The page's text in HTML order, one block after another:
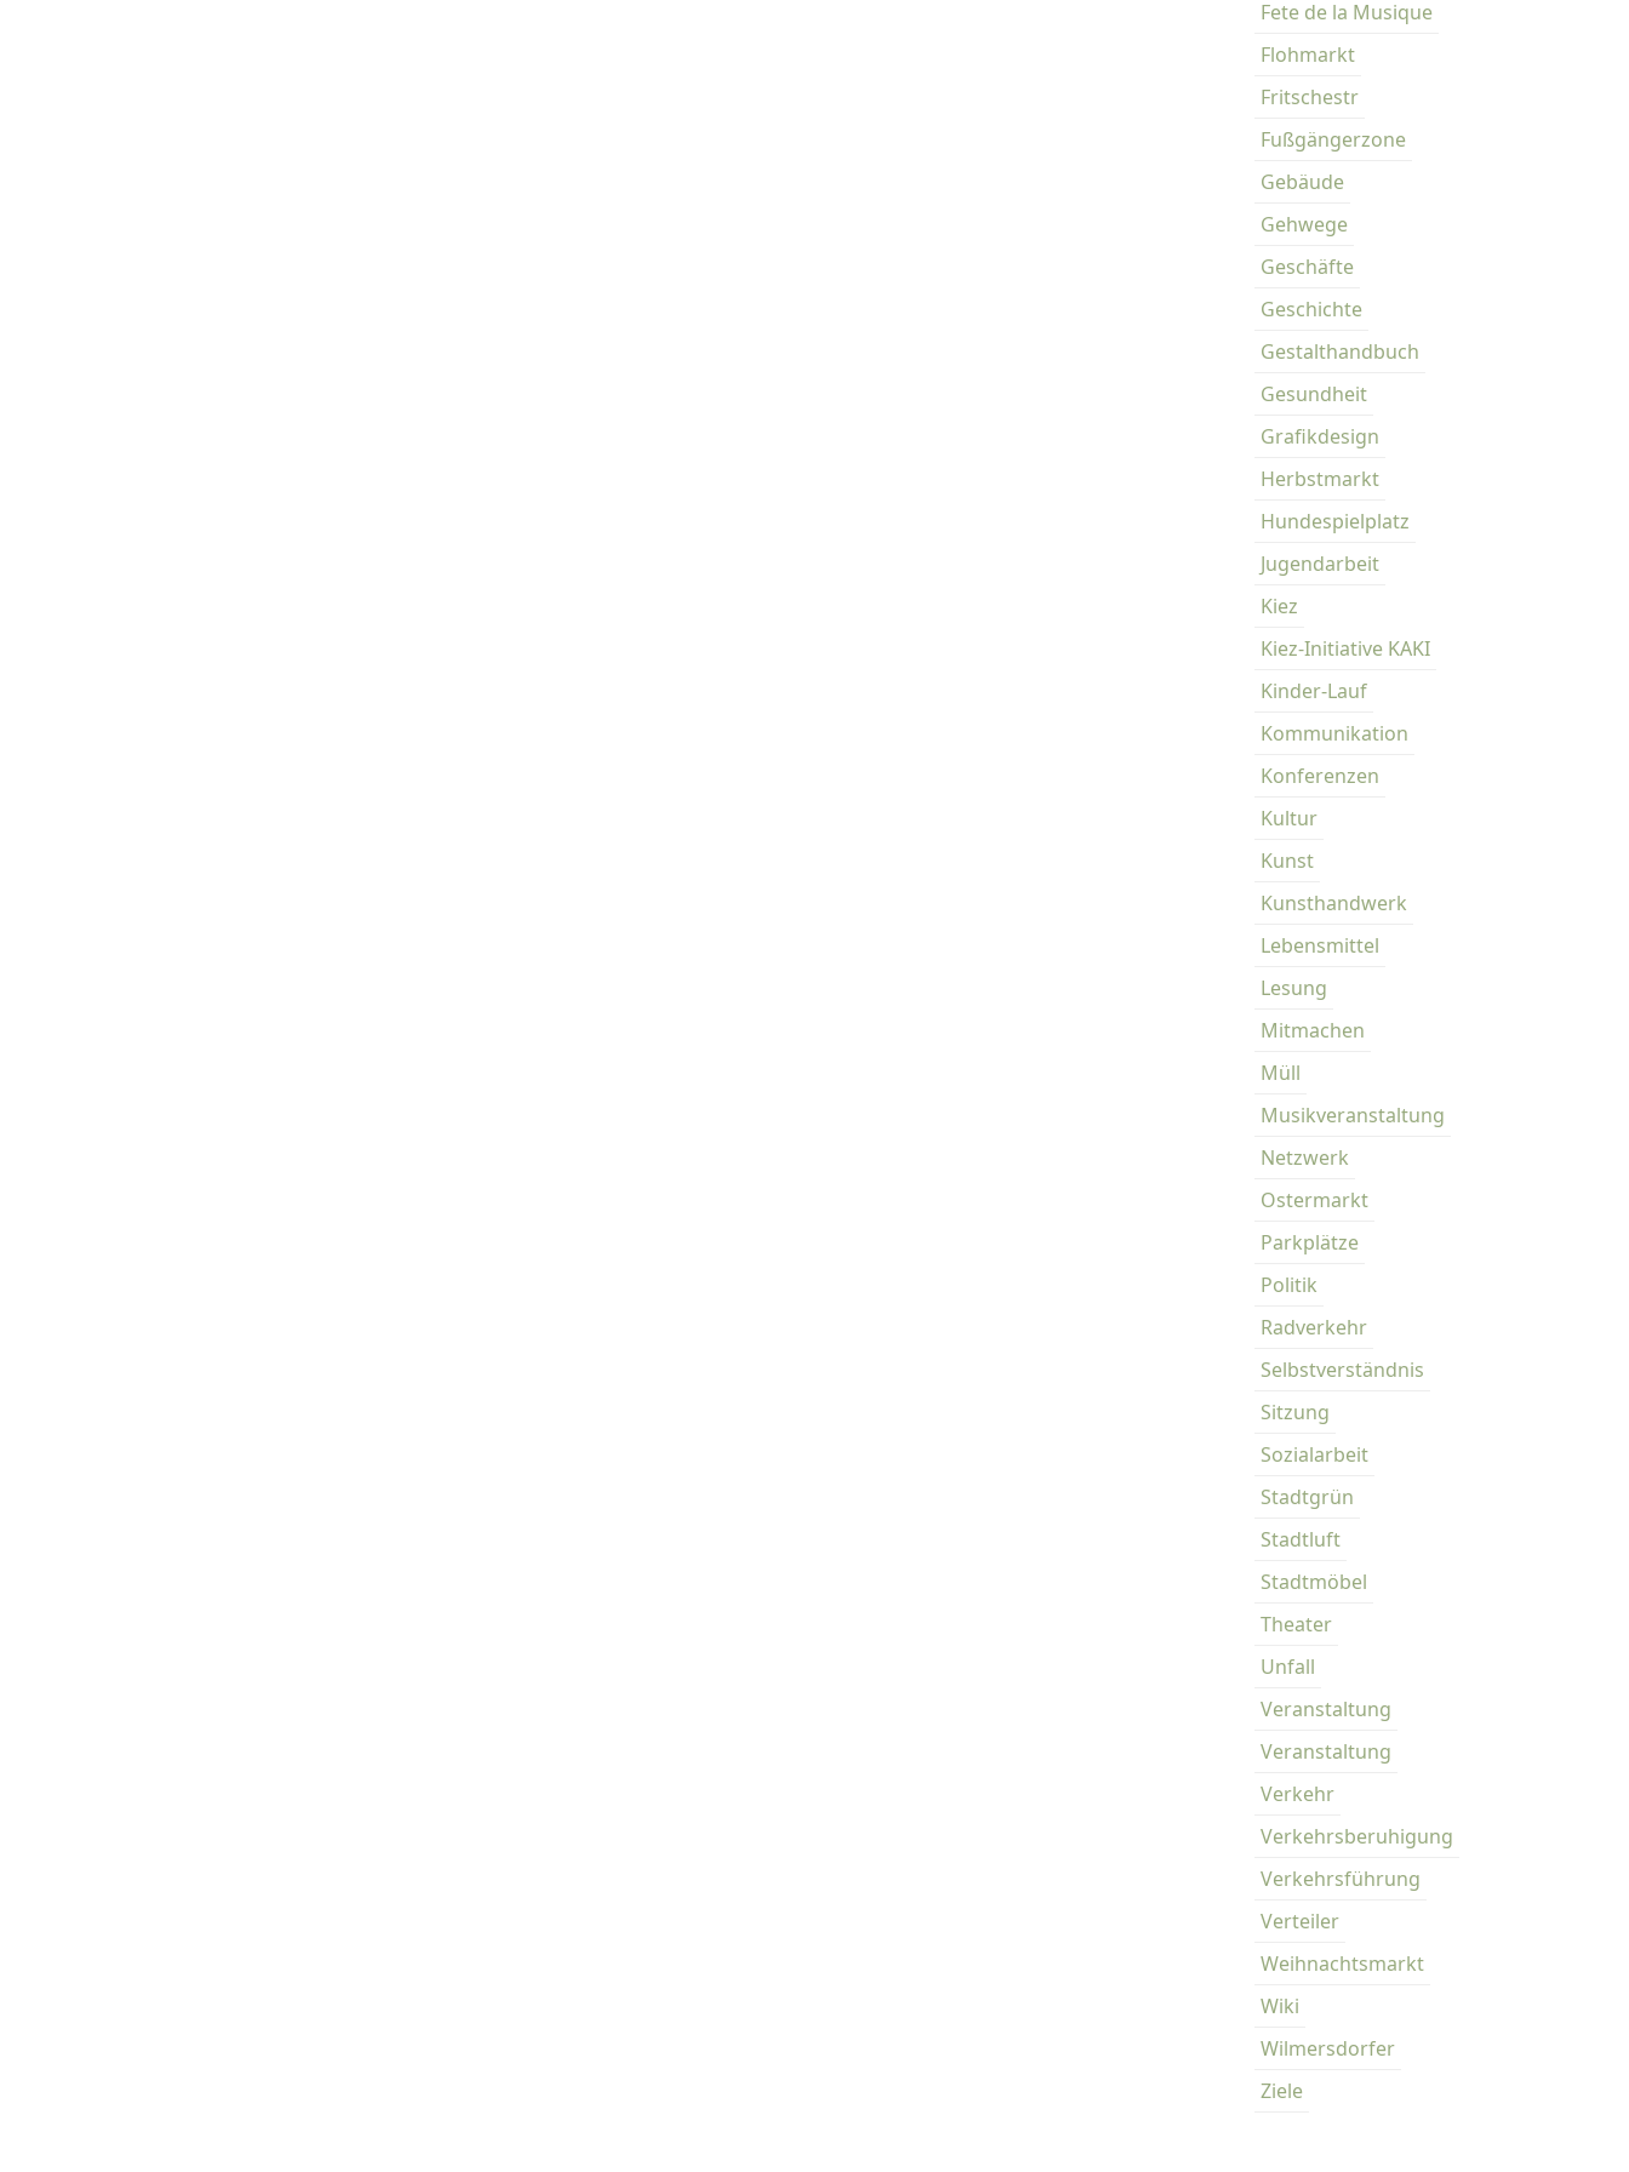
Fete de la Musique
Flohmarkt
Fritschestr
Fußgängerzone
Gebäude
Gehwege
Geschäfte
Geschichte
Gestalthandbuch
Gesundheit
Grafikdesign
Herbstmarkt
Hundespielplatz
Jugendarbeit
Kiez
Kiez-Initiative KAKI
Kinder-Lauf
Kommunikation
Konferenzen
Kultur
Kunst
Kunsthandwerk
Lebensmittel
Lesung
Mitmachen
Müll
Musikveranstaltung
Netzwerk
Ostermarkt
Parkplätze
Politik
Radverkehr
Selbstverständnis
Sitzung
Sozialarbeit
Stadtgrün
Stadtluft
Stadtmöbel
Theater
Unfall
Veranstaltung
Veranstaltung
Verkehr
Verkehrsberuhigung
Verkehrsführung
Verteiler
Weihnachtsmarkt
Wiki
Wilmersdorfer
Ziele